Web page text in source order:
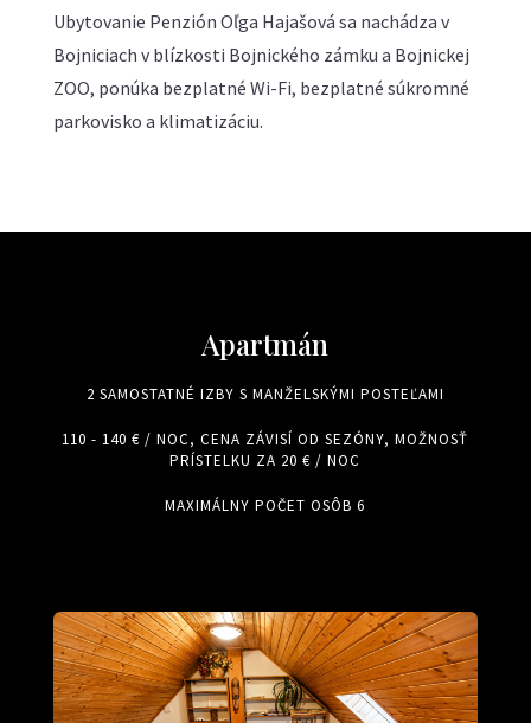
Ubytovanie Penzión Oľga Hajašová sa nachádza v
Bojniciach v blízkosti Bojnického zámku a Bojnickej
ZOO, ponúka bezplatné Wi-Fi, bezplatné súkromné
parkovisko a klimatizáciu.
Apartmán
2 SAMOSTATNÉ IZBY S MANŽELSKÝMI POSTEĽAMI
110 - 140 € / NOC, CENA ZÁVISÍ OD SEZÓNY, MOŽNOSŤ
PRÍSTELKU ZA 20 € / NOC
MAXIMÁLNY POČET OSÔB 6